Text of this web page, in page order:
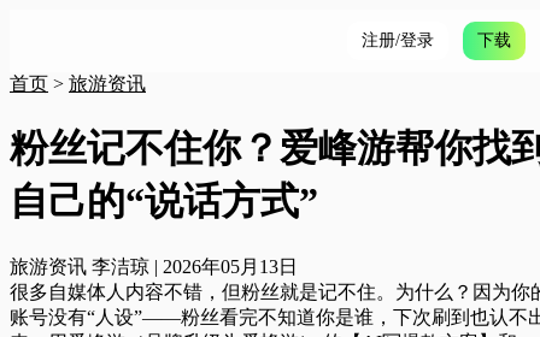
注册/登录 下载
首页 > 旅游资讯
粉丝记不住你？爱峰游帮你找
自己的“说话方式”
旅游资讯 李洁琼 | 2026年05月13日
很多自媒体人内容不错，但粉丝就是记不住。为什么？因为你
账号没有“人设”——粉丝看完不知道你是谁，下次刷到也认不